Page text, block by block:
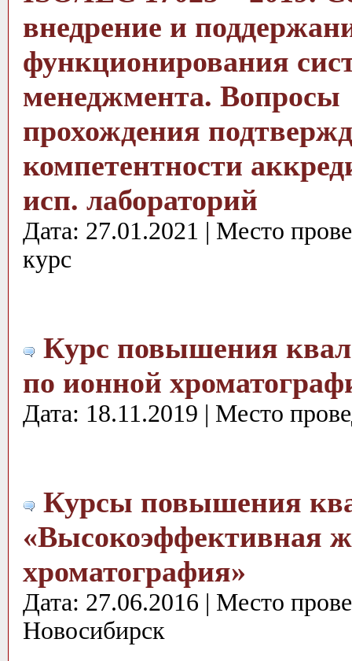
внедрение и
функционирования
менеджмента. Вопросы
прохождения
компетентности
исп. лабораторий
Дата: 27.01.2021 | Место
курс
Курс повышения
по ионной
Дата: 18.11.2019 | Место
Курсы повышения
«Высокоэффективная
хроматография»
Дата: 27.06.2016 | Место
Новосибирск